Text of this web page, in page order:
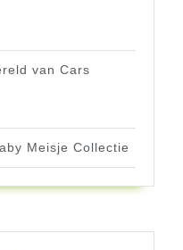
van Cars
Meisje Collectie